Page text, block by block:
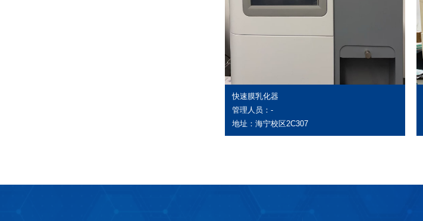
快速膜乳化器
管理人员：-
地址：海宁校区2C307